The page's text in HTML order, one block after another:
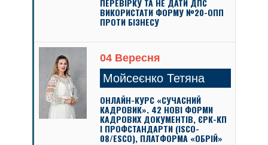
ПЕРЕВІРКУ ТА НЕ ДАТИ ДПС
ВИКОРИСТАТИ ФОРМУ №20-ОПП
ПРОТИ БІЗНЕСУ
04 Вересня
Мойсеєнко Тетяна
ОНЛАЙН-КУРС «СУЧАСНИЙ
КАДРОВИК». 42 НОВІ ФОРМИ
КАДРОВИХ ДОКУМЕНТІВ, ЄРК-КП
І ПРОФСТАНДАРТИ (ISCO-
08/ESCO), ПЛАТФОРМА «ОБРІЙ»